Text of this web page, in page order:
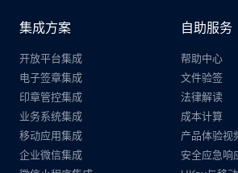
集成方案
开放平台集成
电子签章集成
印章管控集成
业务系统集成
移动应用集成
企业微信集成
自助服务
帮助中心
文件验签
法律解读
成本计算
产品体验视
安全应急响